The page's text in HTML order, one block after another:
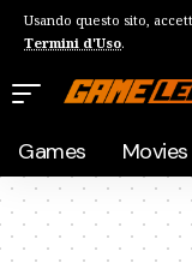
Usando questo sito,
Termini d'Uso.
Games Movies